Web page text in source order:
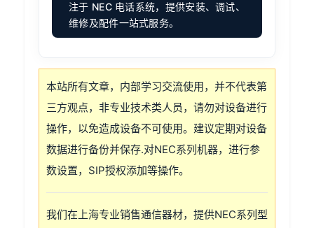
注于 NEC 电话系统，提供安装、调试、
维修及配件一站式服务。
本站所有文章，内部学习交流使用，并不代表第
三方观点，非专业技术类人员，请勿对设备进行
操作，以免造成设备不可使用。建议定期对设备
数据进行备份并保存.对NEC系列机器，进行参
数设置，SIP授权添加等操作。
我们在上海专业销售通信器材，提供NEC系列型